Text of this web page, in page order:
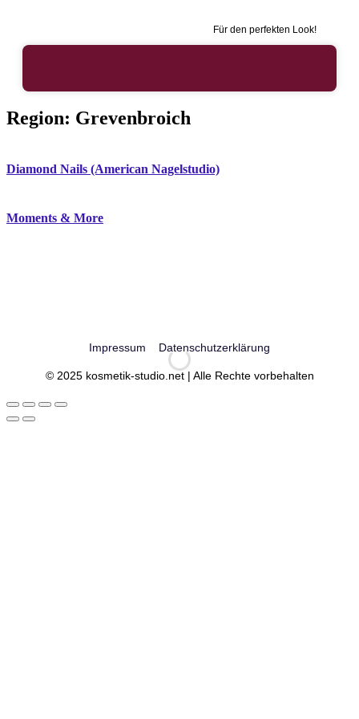
Für den perfekten Look!
Region: Grevenbroich
Diamond Nails (American Nagelstudio)
Moments & More
Impressum Datenschutzerklärung
© 2025 kosmetik-studio.net | Alle Rechte vorbehalten